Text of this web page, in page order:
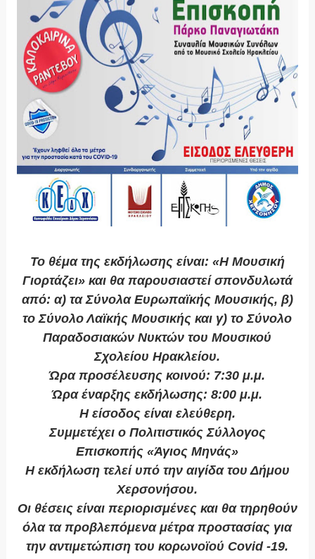
Το θέμα της εκδήλωσης είναι: «Η Μουσική
Γιορτάζει» και θα παρουσιαστεί σπονδυλωτά
από: α) τα Σύνολα Ευρωπαϊκής Μουσικής, β)
το Σύνολο Λαϊκής Μουσικής και γ) το Σύνολο
Παραδοσιακών Νυκτών του Μουσικού
Σχολείου Ηρακλείου.
Ώρα προσέλευσης κοινού: 7:30 μ.μ.
Ώρα έναρξης εκδήλωσης: 8:00 μ.μ.
Η είσοδος είναι ελεύθερη.
Συμμετέχει ο Πολιτιστικός Σύλλογος
Επισκοπής «Άγιος Μηνάς»
Η εκδήλωση τελεί υπό την αιγίδα του Δήμου
Χερσονήσου.
Οι θέσεις είναι περιορισμένες και θα τηρηθούν
όλα τα προβλεπόμενα μέτρα προστασίας για
την αντιμετώπιση του κορωνοϊού Covid -19.